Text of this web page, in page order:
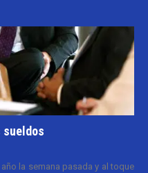
sueldos
la semana pasada y al toque